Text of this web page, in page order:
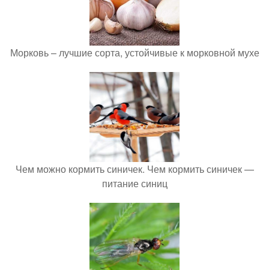
Морковь – лучшие сорта, устойчивые к морковной мухе
Чем можно кормить синичек. Чем кормить синичек —
питание синиц